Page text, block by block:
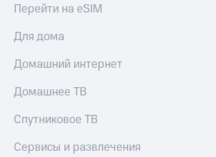
Перейти на eSIM
Для дома
Домашний интернет
Домашнее ТВ
Спутниковое ТВ
Сервисы и развлечения